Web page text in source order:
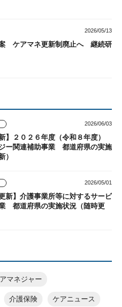
2026/05/13
案 ケアマネ更新制廃止へ 継続研
2026/06/03
新】２０２６年度（令和８年度）
ー関連補助事業 都道府県の実施
）
2026/05/01
新】介護事業所等に対するサービ
都道府県の実施状況（随時更
マネジャー
介護保険 ケアニュース